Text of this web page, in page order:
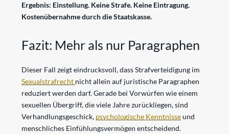
Ergebnis: Einstellung. Keine Strafe. Keine Eintragung.
Kostenübernahme durch die Staatskasse.
Fazit: Mehr als nur Paragraphen
Dieser Fall zeigt eindrucksvoll, dass Strafverteidigung im
Sexualstrafrecht nicht allein auf juristische Paragraphen
reduziert werden darf. Gerade bei Vorwürfen wie einem
sexuellen Übergriff, die viele Jahre zurückliegen, sind
Verhandlungsgeschick, psychologische Kenntnisseund
menschliches Einfühlungsvermögen entscheidend.